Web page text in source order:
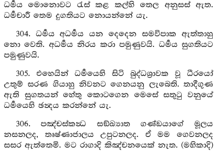
ධර්‍මය මොනොවට රැස් කළ කල්හි තෙල අනුසස් ඇත.
ධර්‍මචාරී තෙම දුගතියට නොයන්නේ යැ.
304. ධර්‍මය අධර්‍මය යන දෙදෙන සමවිපාක ඇත්තාහු
නො වෙති. අධර්‍මය නිරය කරා පමුණුවයි. ධර්‍මය සුගතියට
පමුණුවයි.
305. එහෙයින් ධර්‍මයෙහි සිටි බුද්ධශ්‍රාවක වූ ධීරයෝ
උතුම් සරණ ගියාහු නිවනට ගෙනයනු ලැබෙති. තාදීගුණ
ඇති සුගතයන් හේතු කොටගෙන මෙසේ සතුටු වනුයේ
ධර්‍මයෙහි ඡන්‍දය කරන්නේ යැ.
306. පඤ්චස්කන්‍ධ සඞ්ඛ්‍යාත ගණ්ඞයාගේ මූලය
නසනලද, තෘෂ්ණාජාලය උපුටනලද. ඒ මම ගෙවනලද
සසර ඇත්තෙමි. මට රාගාදි කිඤ්චනයෙක් නැත. (මහිකාදි)